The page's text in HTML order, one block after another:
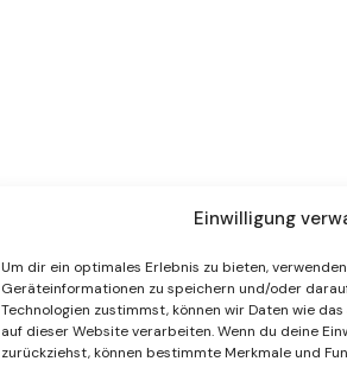
Einwilligung
Um dir ein optimales Erlebnis zu bieten,
Geräteinformationen zu speichern und/oder
Technologien zustimmst, können wir Daten wie
auf dieser Website verarbeiten. Wenn du deine
zurückziehst, können bestimmte Merkmale und